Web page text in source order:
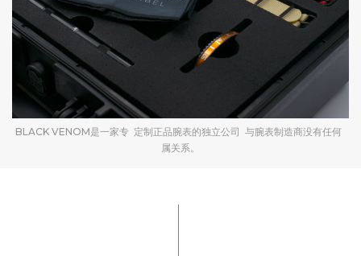
BLACK VENOM是一家专 定制正品腕表的独立公司 与腕表制造商没有任何
属关系。